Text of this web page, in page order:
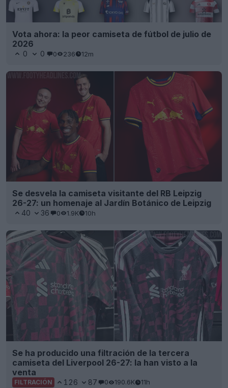
Vota ahora: la peor camiseta de fútbol de julio de
2026
0 0 0 236 12m
Se desvela la camiseta visitante del RB Leipzig
26-27: un homenaje al Jardín Botánico de Leipzig
40 36 0 1.9K 10h
Se ha producido una filtración de la tercera
camiseta del Liverpool 26-27: la han visto a la
venta
FILTRACIÓN 126 87 0 190.6K 11h